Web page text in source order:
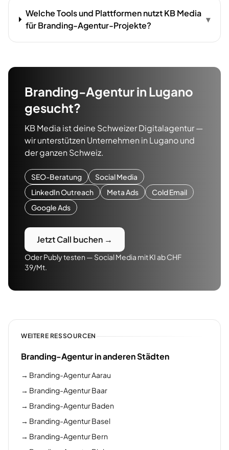
Welche Tools und Plattformen nutzt KB Media
für Branding-Agentur-Projekte?
▾
Branding-Agenturin Lugano
gesucht?
KB Media ist deine Schweizer Digitalagentur —
wir unterstützen Unternehmen in Luganound
der ganzen Schweiz.
SEO-Beratung
Social Media
LinkedIn Outreach
Meta Ads
Cold Email
Google Ads
Jetzt Call buchen →
Oder Publy testen — Social Media mit KI ab CHF
39/Mt.
WEITERE RESSOURCEN
Branding-Agentur in anderen Städten
→ Branding-Agentur Aarau
→ Branding-Agentur Baar
→ Branding-Agentur Baden
→ Branding-Agentur Basel
→ Branding-Agentur Bern